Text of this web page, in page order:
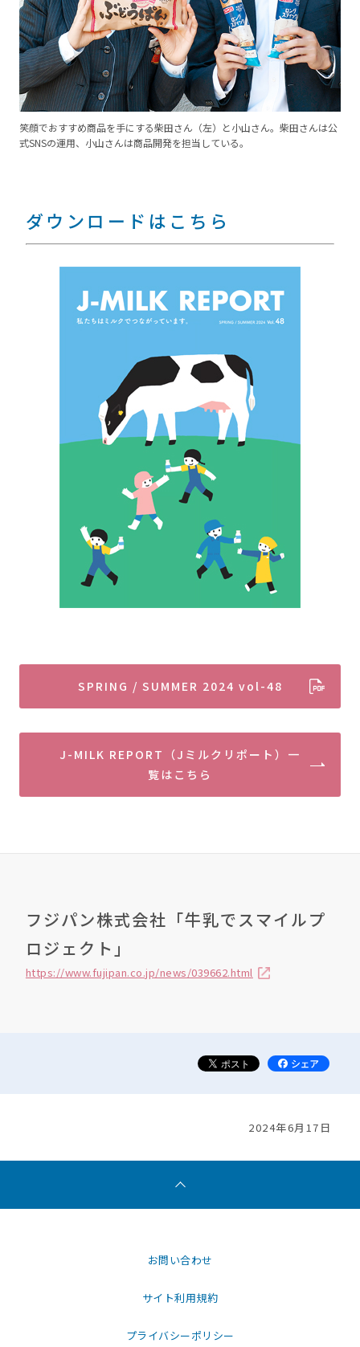
笑顔でおすすめ商品を手にする柴田さん（左）と小山さん。柴田さんは公
式SNSの運用、小山さんは商品開発を担当している。
ダウンロードはこちら
SPRING / SUMMER 2024 vol-48
J-MILK REPORT（Jミルクリポート）一
覧はこちら
フジパン株式会社「牛乳でスマイルプ
ロジェクト」
https://www.fujipan.co.jp/news/039662.html
2024年6月17日
お問い合わせ
サイト利用規約
プライバシーポリシー